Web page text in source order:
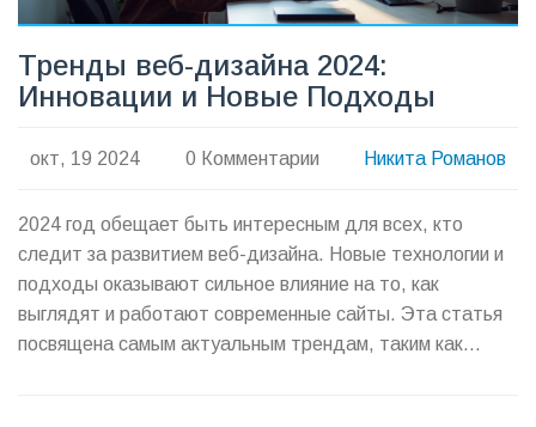
Тренды веб-дизайна 2024:
Инновации и Новые Подходы
окт, 19 2024 0 Комментарии Никита Романов
2024 год обещает быть интересным для всех, кто
следит за развитием веб-дизайна. Новые технологии и
подходы оказывают сильное влияние на то, как
выглядят и работают современные сайты. Эта статья
посвящена самым актуальным трендам, таким как